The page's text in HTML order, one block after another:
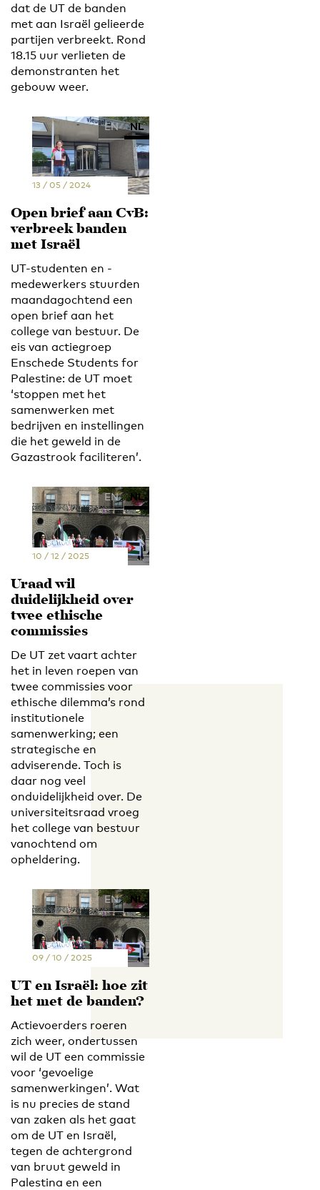
dat de UT de banden
met aan Israël gelieerde
partijen verbreekt. Rond
18.15 uur verlieten de
demonstranten het
gebouw weer.
EN NL
13 / 05 / 2024
Open brief aan CvB:
verbreek banden
met Israël
UT-studenten en -
medewerkers stuurden
maandagochtend een
open brief aan het
college van bestuur. De
eis van actiegroep
Enschede Students for
Palestine: de UT moet
‘stoppen met het
samenwerken met
bedrijven en instellingen
die het geweld in de
Gazastrook faciliteren’.
EN NL
10 / 12 / 2025
Uraad wil
duidelijkheid over
twee ethische
commissies
De UT zet vaart achter
het in leven roepen van
twee commissies voor
ethische dilemma’s rond
institutionele
samenwerking; een
strategische en
adviserende. Toch is
daar nog veel
onduidelijkheid over. De
universiteitsraad vroeg
het college van bestuur
vanochtend om
opheldering.
EN NL
09 / 10 / 2025
UT en Israël: hoe zit
het met de banden?
Actievoerders roeren
zich weer, ondertussen
wil de UT een commissie
voor ‘gevoelige
samenwerkingen’. Wat
is nu precies de stand
van zaken als het gaat
om de UT en Israël,
tegen de achtergrond
van bruut geweld in
Palestina en een